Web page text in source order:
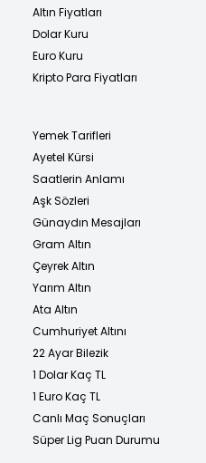
Altın Fiyatları
Dolar Kuru
Euro Kuru
Kripto Para Fiyatları
Yemek Tarifleri
Ayetel Kürsi
Saatlerin Anlamı
Aşk Sözleri
Günaydın Mesajları
Gram Altın
Çeyrek Altın
Yarım Altın
Ata Altın
Cumhuriyet Altını
22 Ayar Bilezik
1 Dolar Kaç TL
1 Euro Kaç TL
Canlı Maç Sonuçları
Süper Lig Puan Durumu